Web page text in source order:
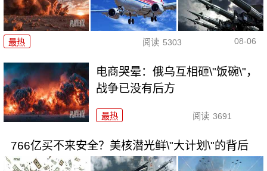
最热 阅读 5303 08-06
电商哭晕：俄乌互相砸\"饭碗\"，
战争已没有后方
最热 阅读 3691
766亿买不来安全？美核潜光鲜\"大计划\"的背后